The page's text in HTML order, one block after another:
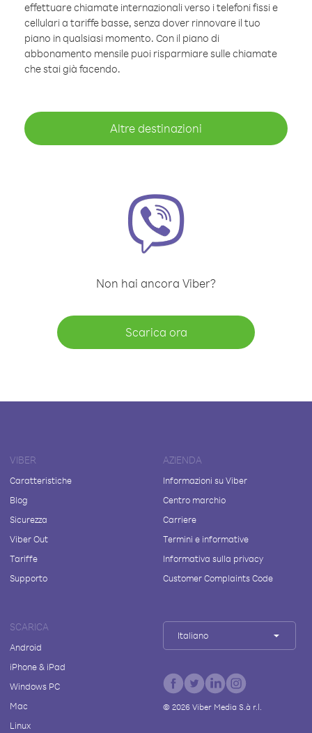
effettuare chiamate internazionali verso i telefoni fissi e
cellulari a tariffe basse, senza dover rinnovare il tuo
piano in qualsiasi momento. Con il piano di
abbonamento mensile puoi risparmiare sulle chiamate
che stai già facendo.
Altre destinazioni
Non hai ancora Viber?
Scarica ora
VIBER
Caratteristiche
Blog
Sicurezza
Viber Out
Tariffe
Supporto
AZIENDA
Informazioni su Viber
Centro marchio
Carriere
Termini e informative
Informativa sulla privacy
Customer Complaints Code
SCARICA
Android
iPhone & iPad
Windows PC
Mac
Linux
Italiano
© 2026Viber Media S.à r.l.